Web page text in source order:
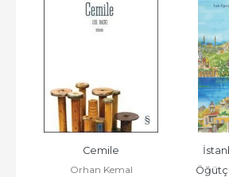
Cemile
Orhan Kemal